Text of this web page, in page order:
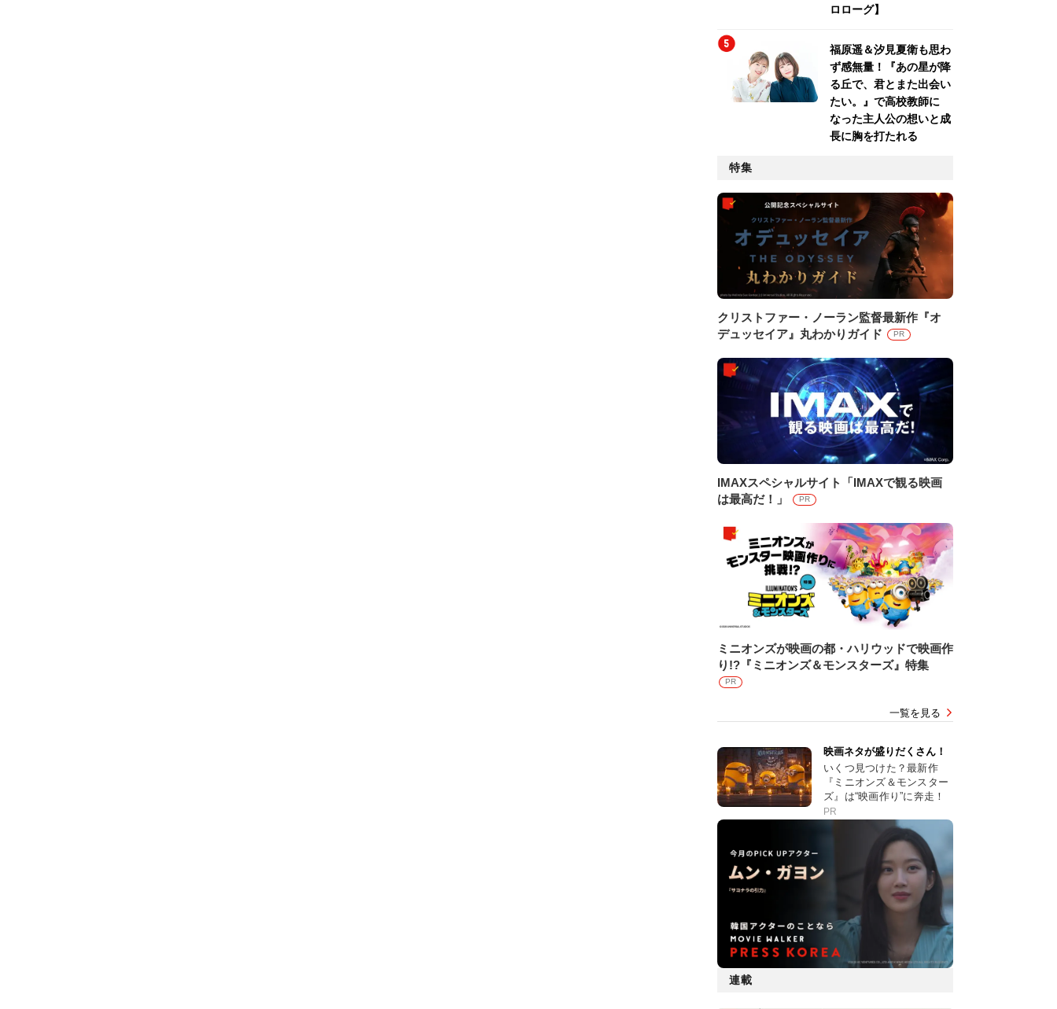
ロローグ】
福原遥＆汐見夏衛も思わ
ず感無量！『あの星が降
る丘で、君とまた出会い
たい。』で高校教師に
なった主人公の想いと成
長に胸を打たれる
特集
クリストファー・ノーラン監督最新作『オ
デュッセイア』丸わかりガイド
PR
IMAXスペシャルサイト「IMAXで観る映画
は最高だ！」
PR
ミニオンズが映画の都・ハリウッドで映画作
り!?『ミニオンズ＆モンスターズ』特集
PR
一覧を見る
映画ネタが盛りだくさん！
いくつ見つけた？最新作
『ミニオンズ＆モンスター
ズ』は“映画作り”に奔走！
PR
連載